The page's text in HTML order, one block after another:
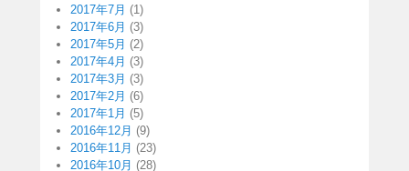
2017年7月 (1)
2017年6月 (3)
2017年5月 (2)
2017年4月 (3)
2017年3月 (3)
2017年2月 (6)
2017年1月 (5)
2016年12月 (9)
2016年11月 (23)
2016年10月 (28)